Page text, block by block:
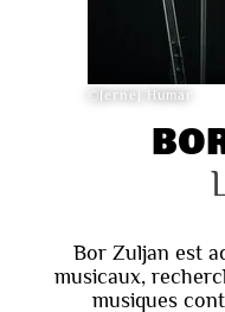
©Jernej Humar
Bor Zuljan est
musicaux,
musiques